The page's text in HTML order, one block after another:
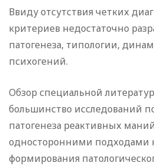
Ввиду отсутствия четких
критериев недостаточно
патогенеза, типологии,
психогений.
Обзор специальной
большинство исследований
патогенеза реактивных
односторонними подходами
формирования